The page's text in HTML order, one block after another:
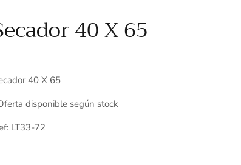
40 X 65
40 X 65
disponible según stock
LT33-72